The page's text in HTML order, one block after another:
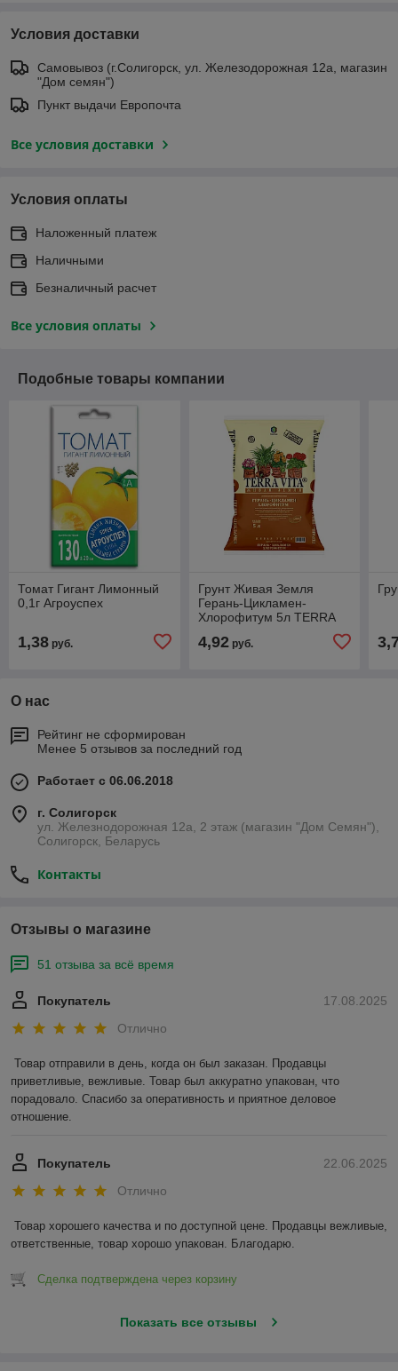
Условия доставки
Самовывоз (г.Солигорск, ул. Железодорожная 12а, магазин
"Дом семян")
Пункт выдачи Европочта
Все условия доставки
Условия оплаты
Наложенный платеж
Наличными
Безналичный расчет
Все условия оплаты
Подобные товары компании
Томат Гигант Лимонный
0,1г Агроуспех
1,38 руб.
Грунт Живая Земля
Герань-Цикламен-
Хлорофитум 5л TERRA
4,92руб.
О нас
Рейтинг не сформирован
Менее 5 отзывов за последний год
Работает с 06.06.2018
г. Солигорск
ул. Железнодорожная 12а, 2 этаж (магазин "Дом Семян"),
Солигорск, Беларусь
Контакты
Отзывы о магазине
51 отзыва за всё время
17.08.2025
Покупатель
Отлично
Товар отправили в день, когда он был заказан. Продавцы
приветливые, вежливые. Товар был аккуратно упакован, что
порадовало. Спасибо за оперативность и приятное деловое
отношение.
22.06.2025
Покупатель
Отлично
Товар хорошего качества и по доступной цене. Продавцы вежливые,
ответственные, товар хорошо упакован. Благодарю.
Сделка подтверждена через корзину
Показать все отзывы